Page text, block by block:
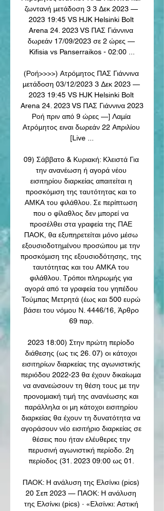
ζωντανή μετάδοση 3 3 Δεκ 2023 —
2023 19:45 VS HJK Helsinki Bolt
Arena 24. 2023 VS ΠΑΣ Γιάννινα
δωρεάν 17/09/2023 σε 2 ώρες —
Kifisia vs Panserraikos - 02:00 ...
(Ροή>>>>) Ατρόμητος ΠΑΣ Γιάννινα
μετάδοση 03/12/2023 3 Δεκ 2023 —
2023 19:45 VS HJK Helsinki Bolt
Arena 24. 2023 VS ΠΑΣ Γιάννινα 2023
Ροή πριν από 9 ώρες —] Λαμία
Ατρόμητος ειναι δωρεάν 22 Απριλίου
[Live ...
09) Σάββατο & Κυριακή: Κλειστά Για
την ανανέωση ή αγορά νέου
εισιτηρίου διαρκείας απαιτείται η
προσκόμιση της ταυτότητας και το
ΑΜΚΑ του φιλάθλου. Σε περίπτωση
που ο φίλαθλος δεν μπορεί να
προσέλθει στα γραφεία της ΠΑΕ
ΠΑΟΚ, θα εξυπηρετείται μόνο μέσω
εξουσιοδοτημένου προσώπου με την
προσκόμιση της εξουσιοδότησης, της
ταυτότητας και του ΑΜΚΑ του
φιλάθλου. Τρόποι πληρωμής για
αγορά από τα γραφεία του γηπέδου
Τούμπας Μετρητά (έως και 500 ευρώ
βάσει του νόμου Ν. 4446/16, Άρθρο
69 παρ.
2023 18:00) Στην πρώτη περίοδο
διάθεσης (ως τις 26. 07) οι κάτοχοι
εισιτηρίων διαρκείας της αγωνιστικής
περιόδου 2022-23 θα έχουν δικαίωμα
να ανανεώσουν τη θέση τους με την
προνομιακή τιμή της ανανέωσης και
παράλληλα οι μη κάτοχοι εισιτηρίου
διαρκείας θα έχουν τη δυνατότητα να
αγοράσουν νέο εισιτήριο διαρκείας σε
θέσεις που ήταν ελέυθερες την
περυσινή αγωνιστική περίοδο. 2η
περίοδος (31. 2023 09:00 ως 01.
ΠΑΟΚ: Η ανάλυση της Ελσίνκι (pics)
20 Σεπ 2023 — ΠΑΟΚ: Η ανάλυση
της Ελσίνκι (pics) · «Ελσίνκι: Αστική